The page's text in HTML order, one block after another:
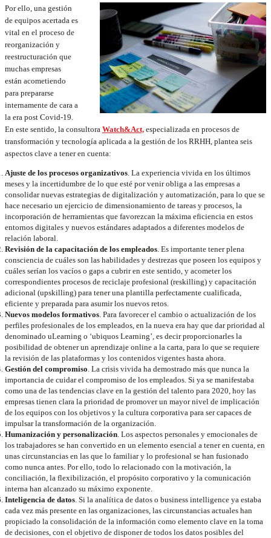
Por ello, una gestión
de equipos acertada es
vital en el proceso de
reorganización y
reestructuración que
muchas empresas
están acometiendo
para prepararse
internamente de cara a
la era post Covid-19.
En este sentido, la consultora Watch&Act, especializada en procesos de
transformación y tecnología aplicada a la gestión de los RRHH, plantea seis
aspectos clave a tener en cuenta:
Ajuste de los procesos organizativos. La experiencia vivida en los últimos
meses y la incertidumbre de lo que esté por venir obliga a las empresas a
consolidar nuevas estrategias de digitalización y automatización, para lo que se
hace necesario un ejercicio de dimensionamiento de tareas y procesos, la
incorporación de herramientas que favorezcan la máxima eficiencia en estos
entornos digitales y nuevos estándares adaptados a diferentes modelos de
relación laboral.
Revisión de la capacitación de los empleados. Es importante tener plena
consciencia de cuáles son las habilidades y destrezas que poseen los equipos y
cuáles serían los vacíos o gaps a cubrir en este sentido, y acometer los
correspondientes procesos de reciclaje profesional (reskilling) y capacitación
adicional (upskilling) para tener una plantilla perfectamente cualificada,
eficiente y preparada para asumir los nuevos retos.
Nuevos modelos formativos. Para favorecer el cambio o actualización de los
perfiles profesionales de los empleados, en la nueva era hay que dar prioridad al
denominado uLearning o ‘ubiquos Learning’, es decir proporcionarles la
posibilidad de obtener un aprendizaje online a la carta, para lo que se requiere
la revisión de las plataformas y los contenidos vigentes hasta ahora.
Gestión del compromiso. La crisis vivida ha demostrado más que nunca la
importancia de cuidar el compromiso de los empleados. Si ya se manifestaba
como una de las tendencias clave en la gestión del talento para 2020, hoy las
empresas tienen clara la prioridad de promover un mayor nivel de implicación
de los equipos con los objetivos y la cultura corporativa para ser capaces de
impulsar la transformación de la organización.
Humanización y personalización. Los aspectos personales y emocionales de
los trabajadores se han convertido en un elemento esencial a tener en cuenta, en
unas circunstancias en las que lo familiar y lo profesional se han fusionado
como nunca antes. Por ello, todo lo relacionado con la motivación, la
conciliación, la flexibilización, el propósito corporativo y la comunicación
interna han alcanzado su máximo exponente.
Inteligencia de datos. Si la analítica de datos o business intelligence ya estaba
cada vez más presente en las organizaciones, las circunstancias actuales han
propiciado la consolidación de la información como elemento clave en la toma
de decisiones, con el objetivo de disponer de todos los datos posibles del